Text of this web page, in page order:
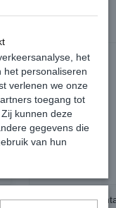
Womi techno
het
het personaliseren
verlenen we onze
toegang tot
kunnen deze
gegevens die
van hun